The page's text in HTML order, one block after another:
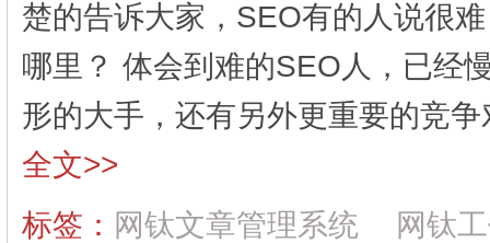
楚的告诉大家，SEO有的人说很
哪里？ 体会到难的SEO人，已经
形的大手，还有另外更重要的竞
全文>>
标签： 网钛文章管理系统 网钛